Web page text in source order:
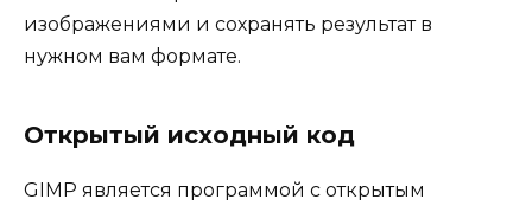
изображениями и сохранять результат в
нужном вам формате.
Открытый исходный код
GIMP является программой с открытым